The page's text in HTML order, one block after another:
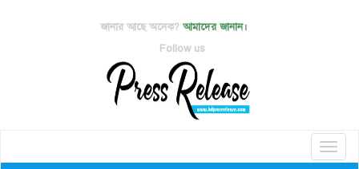
জানার আছে অনেক? আমাদের জানান।
Follow us